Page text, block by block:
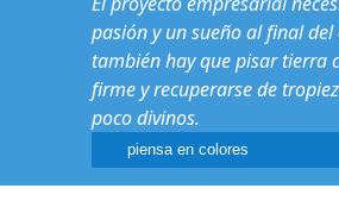
pasión y un sueño al final
también hay que pisar tierra
firme y recuperarse de
poco divinos.